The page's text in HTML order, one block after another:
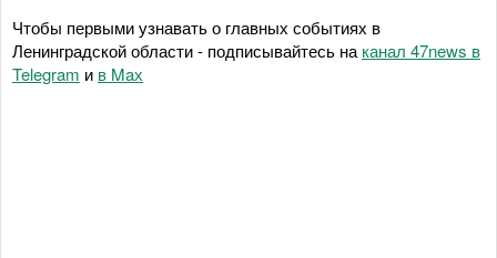
Чтобы первыми узнавать о главных событиях в
Ленинградской области - подписывайтесь на канал 47news в
Telegram и в Maх